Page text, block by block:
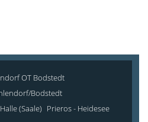
OT Bodstedt
Bodstedt
Halle (Saale) Prieros - Heidesee